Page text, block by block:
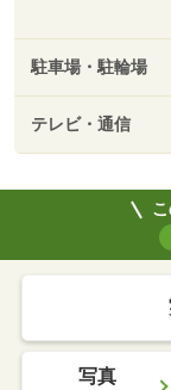
駐車場・駐輪場
テレビ・通信
写真